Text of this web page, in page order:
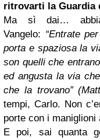
ritrovarti la Guardia
Ma sì dai…
Vangelo: “Entrate
porta e spaziosa la
son quelli che
ed angusta la via
che la trovano”
tempi, Carlo. Non
porte con i
E poi, sai quanta